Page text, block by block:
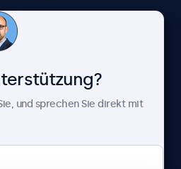
und sprechen Sie direkt mit